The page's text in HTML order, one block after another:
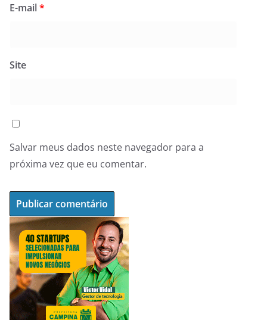
E-mail*
Site
Salvar meus dados neste navegador para a
próxima vez que eu comentar.